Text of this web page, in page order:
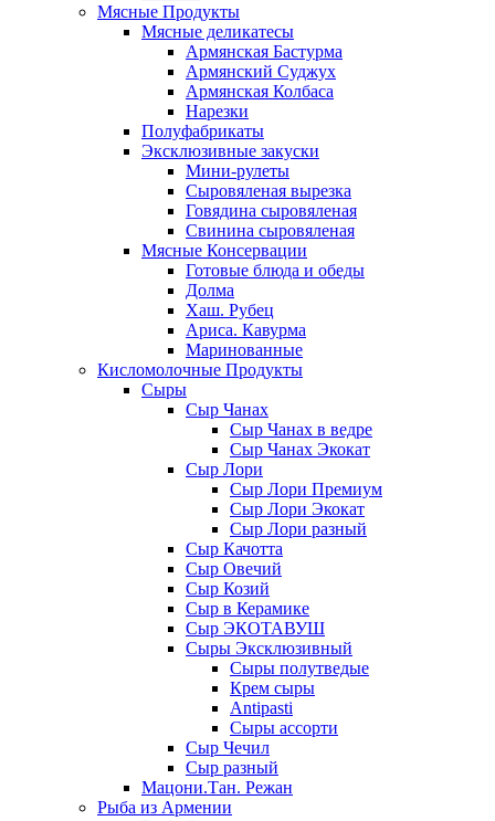
Мясные Продукты
Мясные деликатесы
Армянская Бастурма
Армянский Суджух
Армянская Колбаса
Нарезки
Полуфабрикаты
Эксклюзивные закуски
Мини-рулеты
Сыровяленая вырезка
Говядина сыровяленая
Свинина сыровяленая
Мясные Консервации
Готовые блюда и обеды
Долма
Хаш. Рубец
Ариса. Кавурма
Маринованные
Кисломолочные Продукты
Сыры
Сыр Чанах
Сыр Чанах в ведре
Сыр Чанах Экокат
Сыр Лори
Сыр Лори Премиум
Сыр Лори Экокат
Сыр Лори разный
Сыр Качотта
Сыр Овечий
Сыр Козий
Сыр в Керамике
Сыр ЭКОТАВУШ
Сыры Эксклюзивный
Сыры полутведые
Крем сыры
Antipasti
Сыры ассорти
Сыр Чечил
Сыр разный
Мацони.Тан. Режан
Рыба из Армении